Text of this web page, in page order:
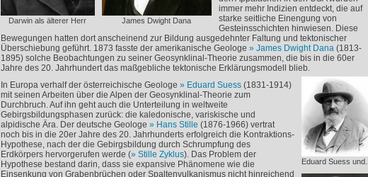
Darwin als älterer Herr James Dwight Dana
immer mehr Indizien entdeckt, die auf
starke seitliche Einengung von
Gesteinsschichten hinwiesen. Diese
Bewegungen hatten dort anscheinend zur Bildung ausgedehnter Faltung und tektonischer
Überschiebung geführt. 1873 fasste der amerikanische Geologe
James Dwight Dana(1813-
1895) solche Beobachtungen zu seiner Geosynklinal-Theorie zusammen, die bis in die 60er
Jahre des 20. Jahrhundert das maßgebliche tektonische Erklärungsmodell blieb.
Eduard Suess und...
In Europa verhalf der österreichische Geologe Eduard Suess(1831-1914)
mit seinen Arbeiten über die Alpen der Geosynklinal-Theorie zum
Durchbruch. Auf ihn geht auch die Unterteilung in weltweite
Gebirgsbildungsphasen zurück: die kaledonische, variskische und
alpidische Ära. Der deutsche Geologe
Hans Stille (1876-1966) vertrat
noch bis in die 20er Jahre des 20. Jahrhunderts erfolgreich die Kontraktions-
Hypothese, nach der die Gebirgsbildung durch Schrumpfung des
Erdkörpers hervorgerufen werde (
Stille Zyklus). Das Problem der
Hypothese bestand darin, dass sie expansive Phänomene wie die
Einsenkung von Grabenbrüchen oder Spaltenvulkanismus nicht hinreichend